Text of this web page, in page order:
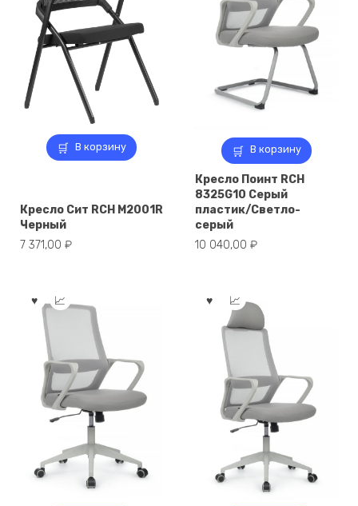
В корзину
Кресло Сит RCH M2001R
Черный
7 371,00 ₽
В корзину
Кресло Поинт RCH
8325G10 Серый
пластик/Светло-
серый
10 040,00 ₽